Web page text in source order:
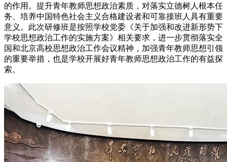
的作用。提升青年教师思想政治素质，对落实立德树人根本任
务、培养中国特色社会主义合格建设者和可靠接班人具有重要
意义。此次研修班是按照学校党委《关于加强和改进新形势下
学校思想政治工作的实施方案》相关要求，进一步贯彻落实全
国和北京高校思想政治工作会议精神，加强青年教师思想引领
的重要举措，也是学校开展好青年教师思想政治工作的有益探
索。